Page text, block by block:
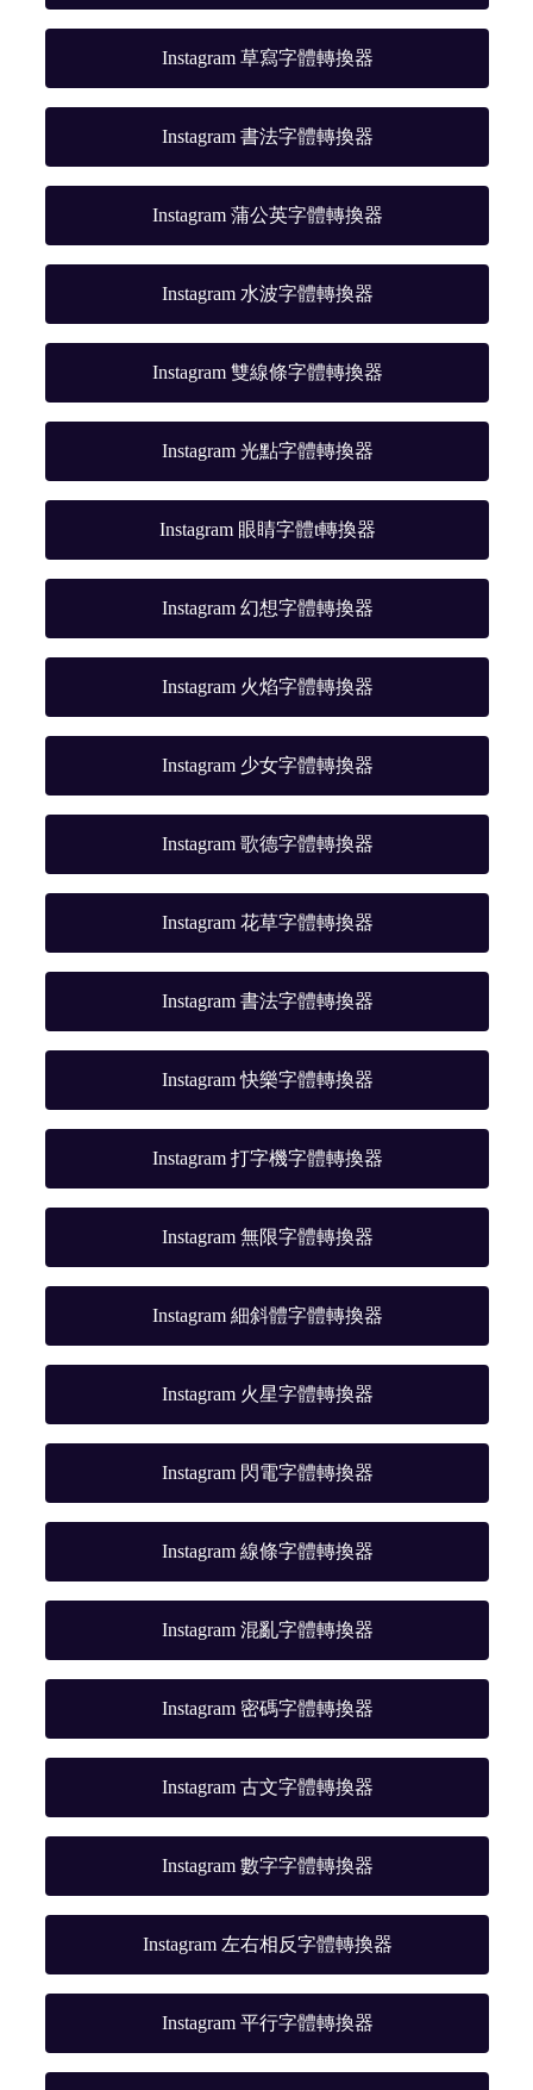
Instagram 草寫字體轉換器
Instagram 書法字體轉換器
Instagram 蒲公英字體轉換器
Instagram 水波字體轉換器
Instagram 雙線條字體轉換器
Instagram 光點字體轉換器
Instagram 眼睛字體t轉換器
Instagram 幻想字體轉換器
Instagram 火焰字體轉換器
Instagram 少女字體轉換器
Instagram 歌德字體轉換器
Instagram 花草字體轉換器
Instagram 書法字體轉換器
Instagram 快樂字體轉換器
Instagram 打字機字體轉換器
Instagram 無限字體轉換器
Instagram 細斜體字體轉換器
Instagram 火星字體轉換器
Instagram 閃電字體轉換器
Instagram 線條字體轉換器
Instagram 混亂字體轉換器
Instagram 密碼字體轉換器
Instagram 古文字體轉換器
Instagram 數字字體轉換器
Instagram 左右相反字體轉換器
Instagram 平行字體轉換器